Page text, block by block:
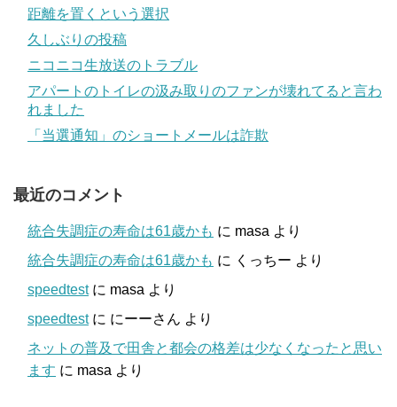
距離を置くという選択
久しぶりの投稿
ニコニコ生放送のトラブル
アパートのトイレの汲み取りのファンが壊れてると言わ
れました
「当選通知」のショートメールは詐欺
最近のコメント
統合失調症の寿命は61歳かも に masa より
統合失調症の寿命は61歳かも に くっちー より
speedtestに masa より
speedtestに にーーさん より
ネットの普及で田舎と都会の格差は少なくなったと思い
ます に masa より